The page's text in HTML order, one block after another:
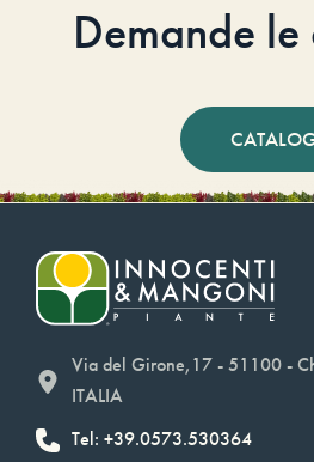
Demande
Via del Girone,17 - 51100 -
ITALIA
Tel: +39.0573.530364